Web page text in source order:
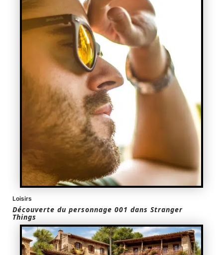
Loisirs
Découverte du personnage 001 dans Stranger
Things